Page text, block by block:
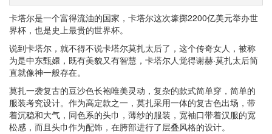
卡塔尔是一个富得流油的国家，卡塔尔这次壕掷2200亿美元举办世
界杯，也是史上最贵的世界杯。
说到卡塔尔，就不得不说卡塔尔莫扎太后了，这个传奇女人，被称
为是中东甄嬛，既有美貌又有智慧，卡塔尔人觉得谢赫·莫扎太后简
直就像神一般存在。
莫扎一袭复古的豆沙色长袍唯美灵动，复杂的款式简单穿，简单的
服装考究设计。作为高定款之一，莫扎采用一体的复古色出场，带
着沉稳和大气，同色系的头巾，薄纱的服装，宽袖口带着汉服的宽
松感，而且头巾作为配饰，在胯部进行了层叠风格的设计。